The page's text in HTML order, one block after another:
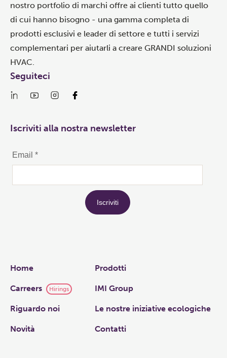
nostro portfolio di marchi offre ai clienti tutto quello
di cui hanno bisogno - una gamma completa di
prodotti esclusivi e leader di settore e tutti i servizi
complementari per aiutarli a creare GRANDI soluzioni
HVAC.
Links
Home Prodotti
Carreers Hirings IMI Group
Riguardo noi Le nostre iniziative ecologiche
Novità Contatti
Seguiteci
Iscriviti alla nostra newsletter